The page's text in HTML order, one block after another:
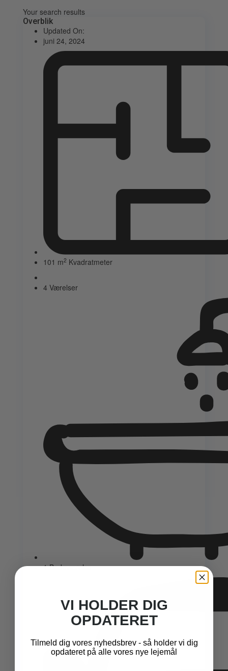
Your search results
Overblik
Updated On:
juni 24, 2024
101 m2 Kvadratmeter
4 Værelser
1 Badeværelse
VI HOLDER DIG
OPDATERET
Tilmeld dig vores nyhedsbrev - så holder vi dig
opdateret på alle vores nye lejemål